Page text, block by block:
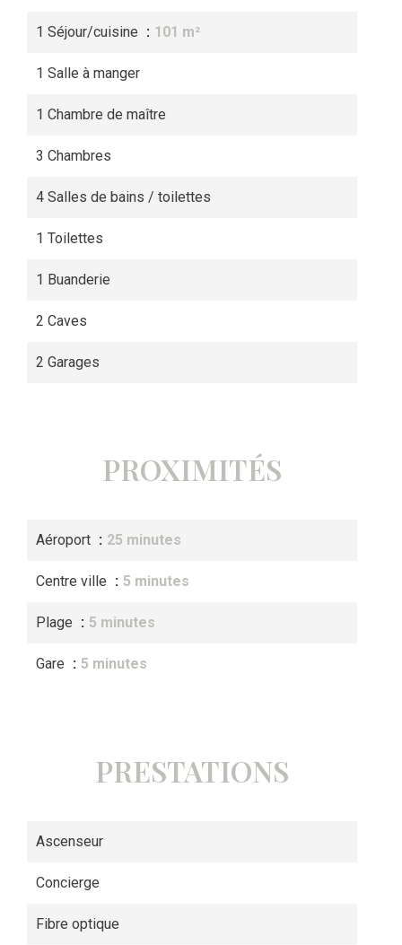
1 Séjour/cuisine 101 m²
1 Salle à manger
1 Chambre de maître
3 Chambres
4 Salles de bains / toilettes
1 Toilettes
1 Buanderie
2 Caves
2 Garages
PROXIMITÉS
Aéroport 25 minutes
Centre ville 5 minutes
Plage 5 minutes
Gare 5 minutes
PRESTATIONS
Ascenseur
Concierge
Fibre optique